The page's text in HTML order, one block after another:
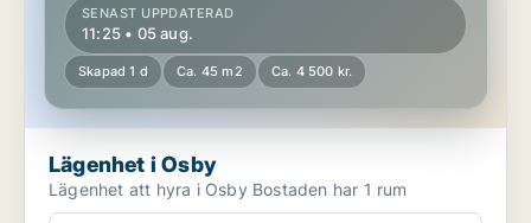
SENAST UPPDATERAD
11:25 • 05 aug.
Skapad 1 d Ca. 45 m2 Ca. 4 500 kr.
Lägenhet i Osby
Lägenhet att hyra i Osby Bostaden har 1 rum